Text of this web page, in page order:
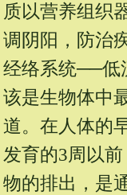
质以营养组织
调阴阳，防治
经络系统──低
该是生物体中
道。在人体的
发育的3周以
物的排出，是